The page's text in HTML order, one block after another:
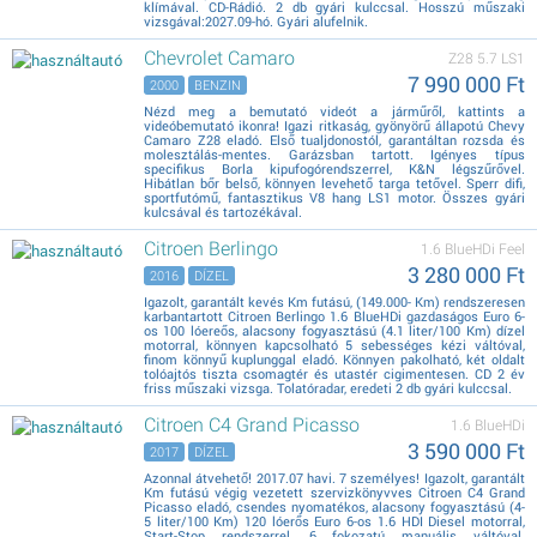
klímával. CD-Rádió. 2 db gyári kulccsal. Hosszú műszaki
vizsgával:2027.09-hó. Gyári alufelnik.
Chevrolet Camaro Z28 5.7 LS1
7 990 000 Ft
2000 BENZIN
Nézd meg a bemutató videót a járműről, kattints a
videóbemutató ikonra! Igazi ritkaság, gyönyörű állapotú Chevy
Camaro Z28 eladó. Első tualjdonostól, garantáltan rozsda és
molesztálás-mentes. Garázsban tartott. Igényes típus
specifikus Borla kipufogórendszerrel, K&N légszűrővel.
Hibátlan bőr belső, könnyen levehető targa tetővel. Sperr difi,
sportfutómű, fantasztikus V8 hang LS1 motor. Összes gyári
kulcsával és tartozékával.
Citroen Berlingo 1.6 BlueHDi Feel
3 280 000 Ft
2016 DÍZEL
Igazolt, garantált kevés Km futású, (149.000- Km) rendszeresen
karbantartott Citroen Berlingo 1.6 BlueHDi gazdaságos Euro 6-
os 100 lóereős, alacsony fogyasztású (4.1 liter/100 Km) dízel
motorral, könnyen kapcsolható 5 sebességes kézi váltóval,
finom könnyű kuplunggal eladó. Könnyen pakolható, két oldalt
tolóajtós tiszta csomagtér és utastér cigimentesen. CD 2 év
friss műszaki vizsga. Tolatóradar, eredeti 2 db gyári kulccsal.
Citroen C4 Grand Picasso 1.6 BlueHDi
3 590 000 Ft
2017 DÍZEL
Azonnal átvehető! 2017.07 havi. 7 személyes! Igazolt, garantált
Km futású végig vezetett szervizkönyvves Citroen C4 Grand
Picasso eladó, csendes nyomatékos, alacsony fogyasztású (4-
5 liter/100 Km) 120 lóerős Euro 6-os 1.6 HDI Diesel motorral,